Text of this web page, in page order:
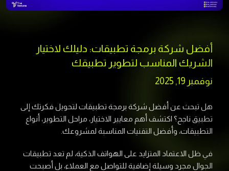
أفضل شركة برمجة تطبيقات: دليلك لاختيار
الشريك المناسب لتطوير تطبيقك
نوفمبر 19, 2025
هل تبحث عن أفضل شركة برمجة تطبيقات لتحويل فكرتك إلى
تطبيق ناجح؟ اكتشف أهم معايير الاختيار، مراحل التطوير، أنواع
التطبيقات، وأفضل التقنيات المناسبة لمشروعك.
في ظل الاعتماد المتزايد على الهواتف الذكية، لم تعد تطبيقات
الجوال مجرد وسيلة إضافية للتواصل مع العملاء، بل أصبحت